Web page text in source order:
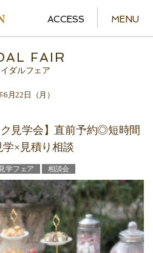
MENU
ACCESS
FAIR
ダルフェア
6月22日（月）
ク見学会】直前予約◎短時間
学×見積り相談
学フェア 相談会